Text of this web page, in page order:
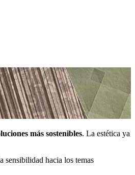
más sostenibles. La estética ya
sensibilidad hacia los temas